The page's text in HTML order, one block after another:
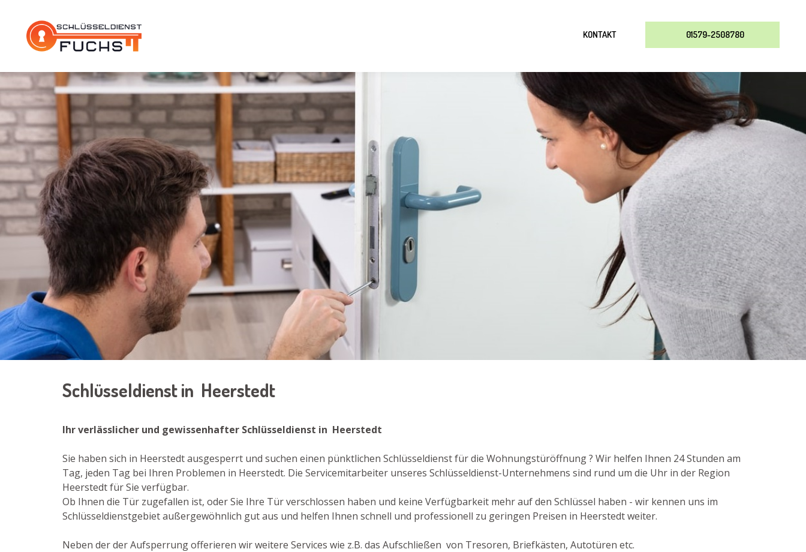
KONTAKT 01579-2508780
Schlüsseldienst in Heerstedt
Ihr verlässlicher und gewissenhafter Schlüsseldienst in Heerstedt
Sie haben sich in Heerstedt ausgesperrt und suchen einen pünktlichen Schlüsseldienst für die Wohnungstüröffnung ? Wir helfen Ihnen 24 Stunden am
Tag, jeden Tag bei Ihren Problemen in Heerstedt. Die Servicemitarbeiter unseres Schlüsseldienst-Unternehmens sind rund um die Uhr in der Region
Heerstedt für Sie verfügbar.
Ob Ihnen die Tür zugefallen ist, oder Sie Ihre Tür verschlossen haben und keine Verfügbarkeit mehr auf den Schlüssel haben - wir kennen uns im
Schlüsseldienstgebiet außergewöhnlich gut aus und helfen Ihnen schnell und professionell zu geringen Preisen in Heerstedt weiter.
Neben der der Aufsperrung offerieren wir weitere Services wie z.B. das Aufschließen von Tresoren, Briefkästen, Autotüren etc.